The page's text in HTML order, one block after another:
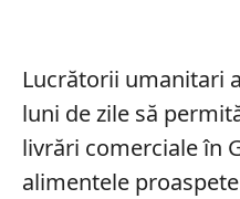
Lucrătorii umanitari
luni de zile să
livrări comerciale în
alimentele